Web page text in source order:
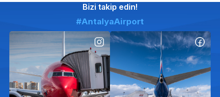
Bizi takip edin!
#AntalyaAirport